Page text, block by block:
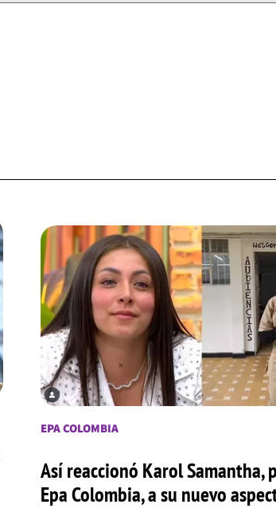
EPA COLOMBIA
Así reaccionó Karol Samantha,
Epa Colombia, a su nuevo